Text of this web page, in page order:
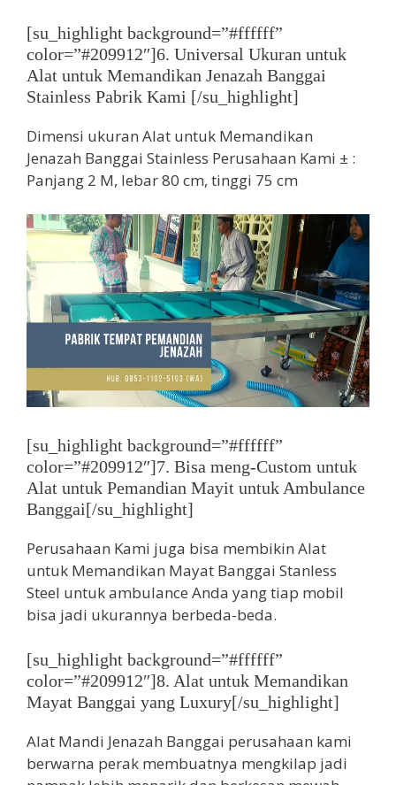
[su_highlight background=”#ffffff”
color=”#209912″]6. Universal Ukuran untuk
Alat untuk Memandikan Jenazah Banggai
Stainless Pabrik Kami [/su_highlight]
Dimensi ukuran Alat untuk Memandikan
Jenazah Banggai Stainless Perusahaan Kami ± :
Panjang 2 M, lebar 80 cm, tinggi 75 cm
[su_highlight background=”#ffffff”
color=”#209912″]7. Bisa meng-Custom untuk
Alat untuk Pemandian Mayit untuk Ambulance
Banggai[/su_highlight]
Perusahaan Kami juga bisa membikin Alat
untuk Memandikan Mayat Banggai Stanless
Steel untuk ambulance Anda yang tiap mobil
bisa jadi ukurannya berbeda-beda.
[su_highlight background=”#ffffff”
color=”#209912″]8. Alat untuk Memandikan
Mayat Banggai yang Luxury[/su_highlight]
Alat Mandi Jenazah Banggai perusahaan kami
berwarna perak membuatnya mengkilap jadi